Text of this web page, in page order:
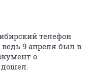
телефон
9 апреля был в
о